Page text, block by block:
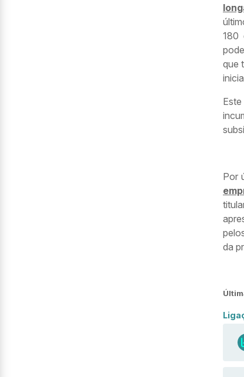
180
que
Por
da